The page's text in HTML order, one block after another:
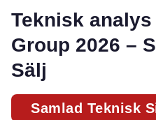
Teknisk
Group 2026 –
Sälj
Samlad Teknisk